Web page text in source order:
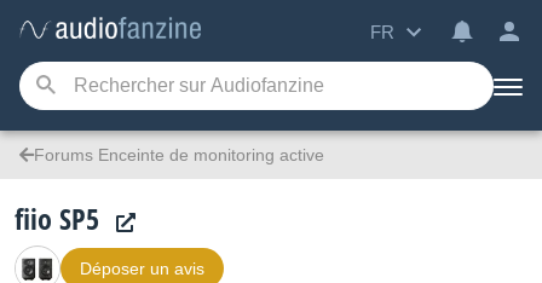
FR
Forums Enceinte de monitoring active
fiio SP5
Déposer un avis